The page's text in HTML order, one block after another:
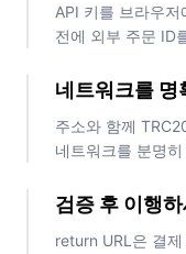
API 키를 브라우
전에 외부 주문 ID
네트워크를 명
주소와 함께
네트워크를 분명
검증 후 이행
return URL은 결